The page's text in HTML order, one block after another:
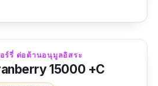
ม่ว่าจะเป็น วิตามินบี วิตามิน
ดี วิตามินเค ไอโอดีน สังกะสี
ร์รี่ ต่อต้านอนุมูลอิสระ
15000 +C